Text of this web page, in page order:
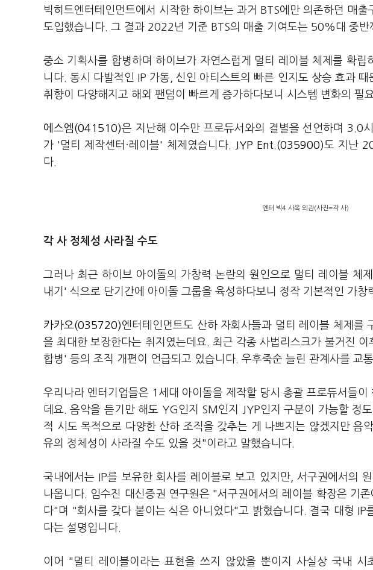
빅히트엔터테인먼트에서 시작한 하이브는 과거 BTS에만 의존하던 매
도입했습니다. 그 결과 2022년 기준 BTS의 매출 기여도는 50%대 중반
중소 기획사를 합병하며 하이브가 자연스럽게 멀티 레이블 체제를 확
니다. 동시 다발적인 IP 가동, 신인 아티스트의 빠른 인지도 상승 효과
취향이 다양해지고 해외 팬덤이 빠르게 증가하다보니 시스템 변화의 필
에스엠(041510)은 지난해 이수만 프로듀서와의 결별을 선언하며 3.0
가 '멀티 제작센터·레이블' 체제였습니다.
JYP Ent.(035900)도 지난
다.
엔터 빅4 사옥 외관(사진=각 사)
각 사 정체성 사라질 수도
그러나 최근 하이브 아이돌의 가창력 논란의 원인으로 멀티 레이블 체
내기' 식으로 단기간에 아이돌 그룹을 육성하다보니 정작 기본적인 가창
카카오(035720)엔터테인먼트도 산하 자회사들과 멀티 레이블 체제를
을 최대한 보장한다는 취지였는데요. 최근 각종 사법리스크가 불거진
합병' 등의 조직 개편이 언급되고 있습니다. 우후죽순 늘린 관계사를 교
우리나라 엔터기업들은 1세대 아이돌을 제작할 당시 총괄 프로듀서들
데요. 음악을 듣기만 해도 YG인지 SM인지 JYP인지 구분이 가능할 정
적 시도 목적으로 다양한 산하 조직을 갖추는 게 나쁘지는 않겠지만 음
유의 정체성이 사라질 수도 있을 것"이라고 말했습니다.
국내에서는 IP를 보유한 회사를 레이블로 보고 있지만, 서구권에서의
나옵니다. 임수진 대신증권 연구원은 "서구권에서의 레이블 확장은 기
다"며 "회사를 갖다 붙이는 식은 아니었다"고 밝혔습니다. 결국 대형 IP
다는 설명입니다.
이어 "멀티 레이블이라는 표현을 쓰지 않았을 뿐이지 사실상 국내 시